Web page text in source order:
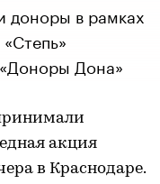
доноры в рамках
Дона»
акция
в Краснодаре.